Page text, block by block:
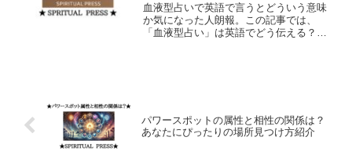
血液型占いで英語で言うとどういう意味
か気になった人朗報。この記事では、
「血液型占い」は英語でどう伝える？文
パワースポットの属性と相性の関係は？
あなたにぴったりの場所見つけ方紹介